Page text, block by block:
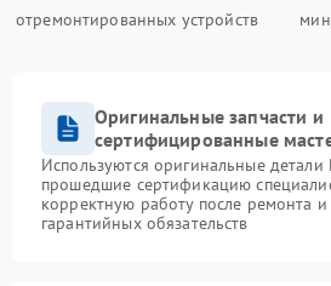
отремонтированных устройств
Оригинальные запчасти и
сертифицированные
Используются оригинальные детали
прошедшие сертификацию
корректную работу после ремонта
гарантийных обязательств